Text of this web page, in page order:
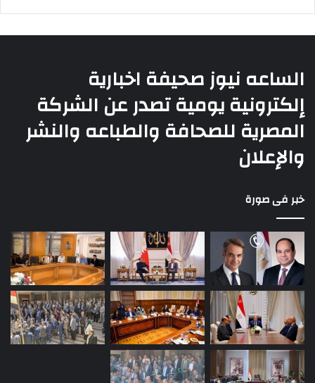
الساعه نيوز صحيفة اخبارية
إلكترونية يومية تصدر عن الشركة
المصرية للصحافة والطباعه والنشر
والإعلان
خبر فى صورة